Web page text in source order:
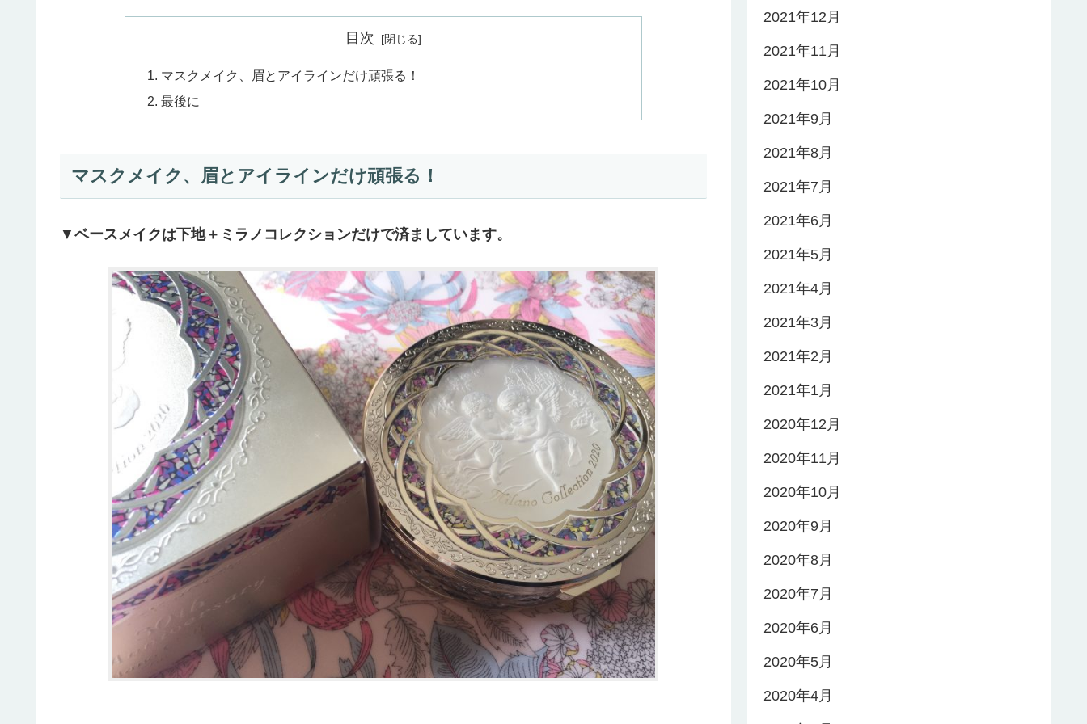
目次
マスクメイク、眉とアイラインだけ頑張る！
最後に
マスクメイク、眉とアイラインだけ頑張る！
▼ ベースメイクは下地＋ミラノコレクションだけで済ましています。
2021年12月
2021年11月
2021年10月
2021年9月
2021年8月
2021年7月
2021年6月
2021年5月
2021年4月
2021年3月
2021年2月
2021年1月
2020年12月
2020年11月
2020年10月
2020年9月
2020年8月
2020年7月
2020年6月
2020年5月
2020年4月